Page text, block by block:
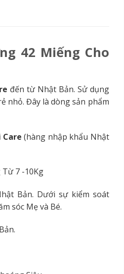
42 Miếng Cho
đến từ Nhật Bản. Sử dụng
nhỏ. Đây là dòng sản phẩm
(hàng nhập khẩu Nhật
Bản. Dưới sự kiểm soát
sóc Mẹ và Bé.